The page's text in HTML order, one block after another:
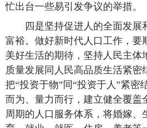
忙出台一些易引发争议的举措。
四是坚持促进人的全面发展
富裕。做好新时代人口工作，要
美好生活的期待，坚持人民主体
质量发展同人民高品质生活紧密
把“投资于物”同“投资于人”紧密
而为、量力而行，建立健全覆盖
周期的人口服务体系，将婚嫁、